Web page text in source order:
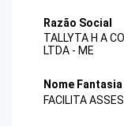
Razão Social
TALLYTA H A
LTDA - ME
Nome Fantasia
FACILITA